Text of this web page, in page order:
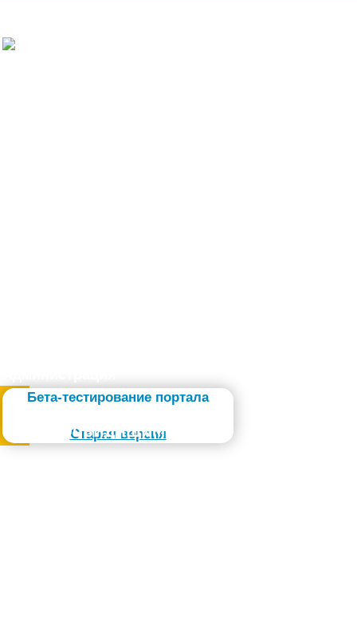
Бета-тестирование портала
Старая версия
Слабовидящим